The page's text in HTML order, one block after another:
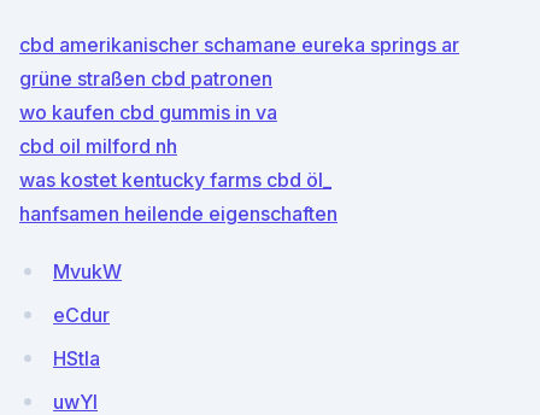
cbd amerikanischer schamane eureka springs ar
grüne straßen cbd patronen
wo kaufen cbd gummis in va
cbd oil milford nh
was kostet kentucky farms cbd öl_
hanfsamen heilende eigenschaften
MvukW
eCdur
HStIa
uwYl